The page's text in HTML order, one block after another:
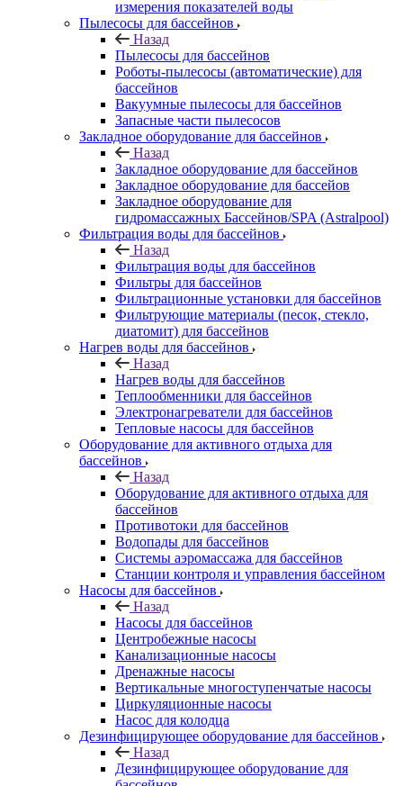
измерения показателей воды
Пылесосы для бассейнов
Назад
Пылесосы для бассейнов
Роботы-пылесосы (автоматические) для
бассейнов
Вакуумные пылесосы для бассейнов
Запасные части пылесосов
Закладное оборудование для бассейнов
Назад
Закладное оборудование для бассейнов
Закладное оборудование для бассейов
Закладное оборудование для
гидромассажных Бассейнов/SPA (Astralpool)
Фильтрация воды для бассейнов
Назад
Фильтрация воды для бассейнов
Фильтры для бассейнов
Фильтрационные установки для бассейнов
Фильтрующие материалы (песок, стекло,
диатомит) для бассейнов
Нагрев воды для бассейнов
Назад
Нагрев воды для бассейнов
Теплообменники для бассейнов
Электронагреватели для бассейнов
Тепловые насосы для бассейнов
Оборудование для активного отдыха для
бассейнов
Назад
Оборудование для активного отдыха для
бассейнов
Противотоки для бассейнов
Водопады для бассейнов
Системы аэромассажа для бассейнов
Станции контроля и управления бассейном
Насосы для бассейнов
Назад
Насосы для бассейнов
Центробежные насосы
Канализационные насосы
Дренажные насосы
Вертикальные многоступенчатые насосы
Циркуляционные насосы
Насос для колодца
Дезинфицирующее оборудование для бассейнов
Назад
Дезинфицирующее оборудование для